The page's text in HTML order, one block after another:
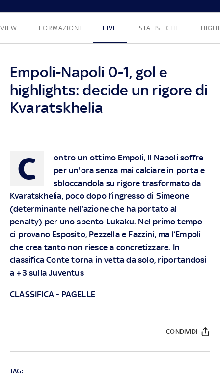
FORMAZIONI LIVE STATISTICHE
Empoli-Napoli 0-1, gol e
highlights: decide un rigore di
Kvaratskhelia
C
ontro un ottimo Empoli, Il Napoli soffre
per un'ora senza mai calciare in porta e
sbloccandola su rigore trasformato da
Kvaratskhelia, poco dopo l’ingresso di Simeone
(determinante nell’azione che ha portato al
penalty) per uno spento Lukaku. Nel primo tempo
ci provano Esposito, Pezzella e Fazzini, ma l’Empoli
che crea tanto non riesce a concretizzare. In
classifica Conte torna in vetta da solo, riportandosi
a +3 sulla Juventus
CLASSIFICA - PAGELLE
CONDIVIDI
TAG: